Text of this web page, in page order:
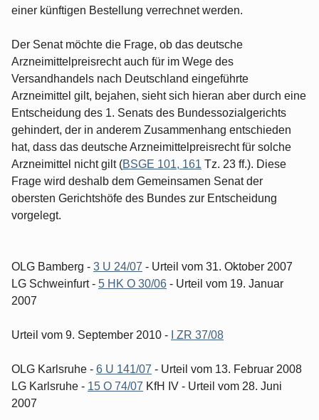
einer künftigen Bestellung verrechnet werden.
Der Senat möchte die Frage, ob das deutsche
Arzneimittelpreisrecht auch für im Wege des
Versandhandels nach Deutschland eingeführte
Arzneimittel gilt, bejahen, sieht sich hieran aber durch eine
Entscheidung des 1. Senats des Bundessozialgerichts
gehindert, der in anderem Zusammenhang entschieden
hat, dass das deutsche Arzneimittelpreisrecht für solche
Arzneimittel nicht gilt (BSGE 101, 161 Tz. 23 ff.). Diese
Frage wird deshalb dem Gemeinsamen Senat der
obersten Gerichtshöfe des Bundes zur Entscheidung
vorgelegt.
OLG Bamberg - 3 U 24/07 - Urteil vom 31. Oktober 2007
LG Schweinfurt - 5 HK O 30/06 - Urteil vom 19. Januar
2007
Urteil vom 9. September 2010 - I ZR 37/08
OLG Karlsruhe - 6 U 141/07 - Urteil vom 13. Februar 2008
LG Karlsruhe - 15 O 74/07 KfH IV - Urteil vom 28. Juni
2007